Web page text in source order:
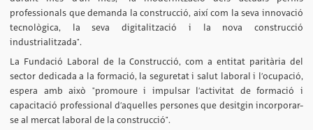
professionals que demanda la construcció, així com la seva innovació
tecnològica, la seva digitalització i la nova construcció
industrialitzada".
La Fundació Laboral de la Construcció, com a entitat paritària del
sector dedicada a la formació, la seguretat i salut laboral i l’ocupació,
espera amb això "promoure i impulsar l’activitat de formació i
capacitació professional d’aquelles persones que desitgin incorporar-
se al mercat laboral de la construcció".